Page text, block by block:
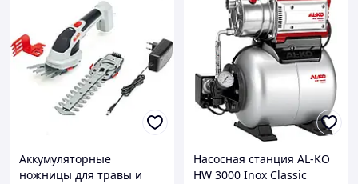
Аккумуляторные
ножницы для травы и
Насосная станция AL-KO
HW 3000 Inox Classic